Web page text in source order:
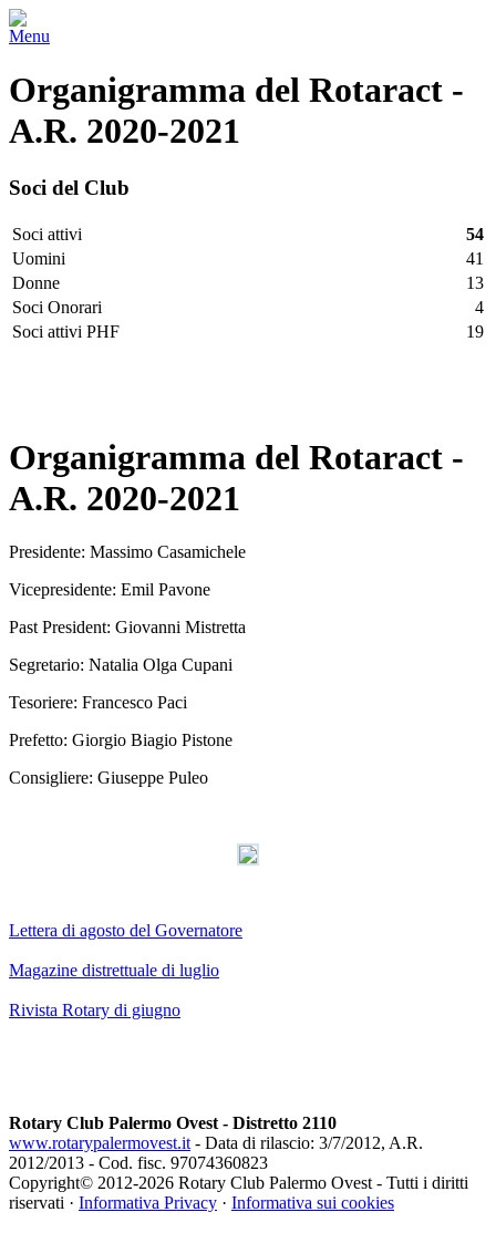
Menu
Organigramma del Rotaract -
A.R. 2020-2021
Soci del Club
Soci attivi
54
Uomini
41
Donne
13
Soci Onorari
4
Soci attivi PHF
19
Organigramma del Rotaract -
A.R. 2020-2021
Presidente: Massimo Casamichele
Vicepresidente: Emil Pavone
Past President: Giovanni Mistretta
Segretario: Natalia Olga Cupani
Tesoriere: Francesco Paci
Prefetto: Giorgio Biagio Pistone
Consigliere: Giuseppe Puleo
Lettera di agosto del Governatore
Magazine distrettuale di luglio
Rivista Rotary di giugno
Rotary Club Palermo Ovest - Distretto 2110
www.rotarypalermovest.it- Data di rilascio: 3/7/2012, A.R.
2012/2013 - Cod. fisc. 97074360823
Copyright© 2012-2026 Rotary Club Palermo Ovest - Tutti i diritti
riservati · Informativa Privacy · Informativa sui cookies